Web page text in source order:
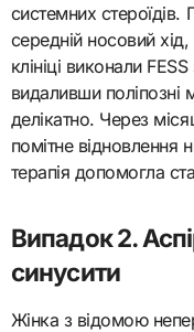
системних
середній носовий
клініці виконали
видаливши
делікатно. Через
помітне
терапія допомогла
Випадок 2.
синусити
Жінка з відомою